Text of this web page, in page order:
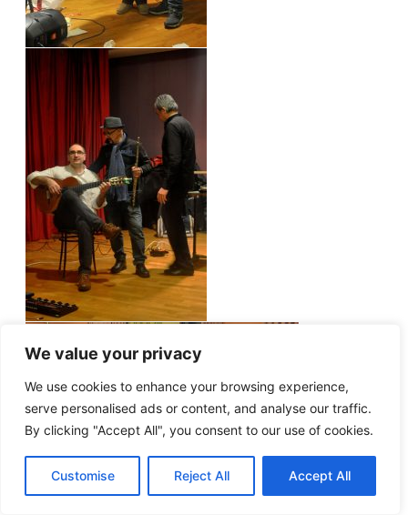
We value your privacy
We use cookies to enhance your browsing experience,
serve personalised ads or content, and analyse our traffic.
By clicking "Accept All", you consent to our use of cookies.
Customise Reject All Accept All